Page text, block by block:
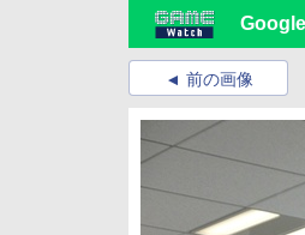
前の画像